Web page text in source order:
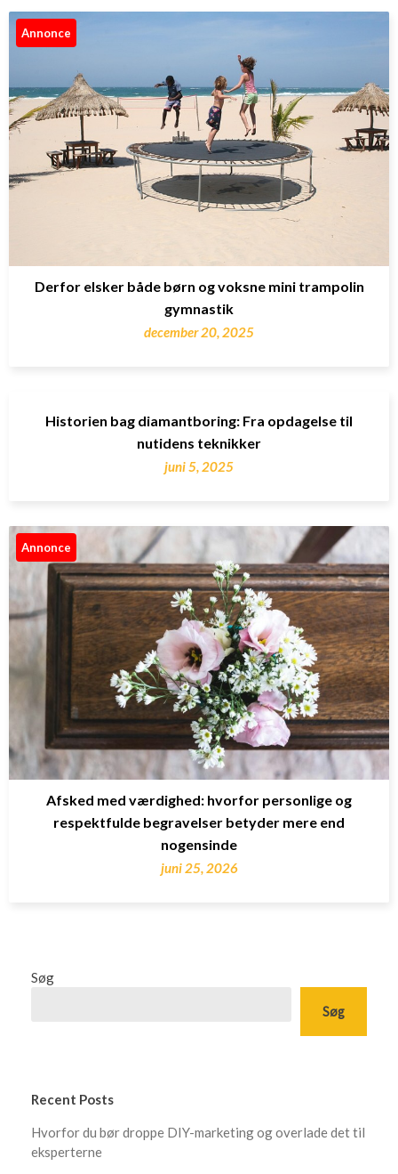
Annonce
Derfor elsker både børn og voksne mini trampolin
gymnastik
december 20, 2025
Historien bag diamantboring: Fra opdagelse til
nutidens teknikker
juni 5, 2025
Annonce
Afsked med værdighed: hvorfor personlige og
respektfulde begravelser betyder mere end
nogensinde
juni 25, 2026
Søg
Søg
Recent Posts
Hvorfor du bør droppe DIY-marketing og overlade det til
eksperterne